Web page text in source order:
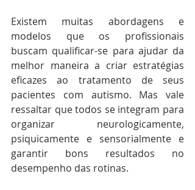
Existem muitas abordagens e
modelos que os profissionais
buscam qualificar-se para ajudar da
melhor maneira a criar estratégias
eficazes ao tratamento de seus
pacientes com autismo. Mas vale
ressaltar que todos se integram para
organizar neurologicamente,
psiquicamente e sensorialmente e
garantir bons resultados no
desempenho das rotinas.